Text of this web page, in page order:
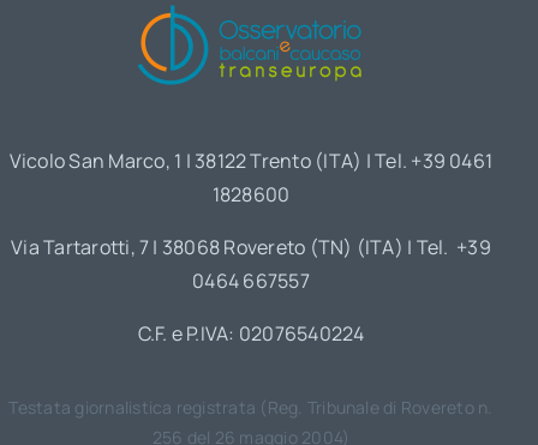
Vicolo San Marco, 1 | 38122 Trento (ITA) | Tel. +39 0461
1828600
Via Tartarotti, 7 | 38068 Rovereto (TN) (ITA) | Tel. +39
0464 667557
C.F. e P.IVA: 02076540224
Testata giornalistica registrata (Reg. Tribunale di Rovereto n.
256 del 26 maggio 2004)